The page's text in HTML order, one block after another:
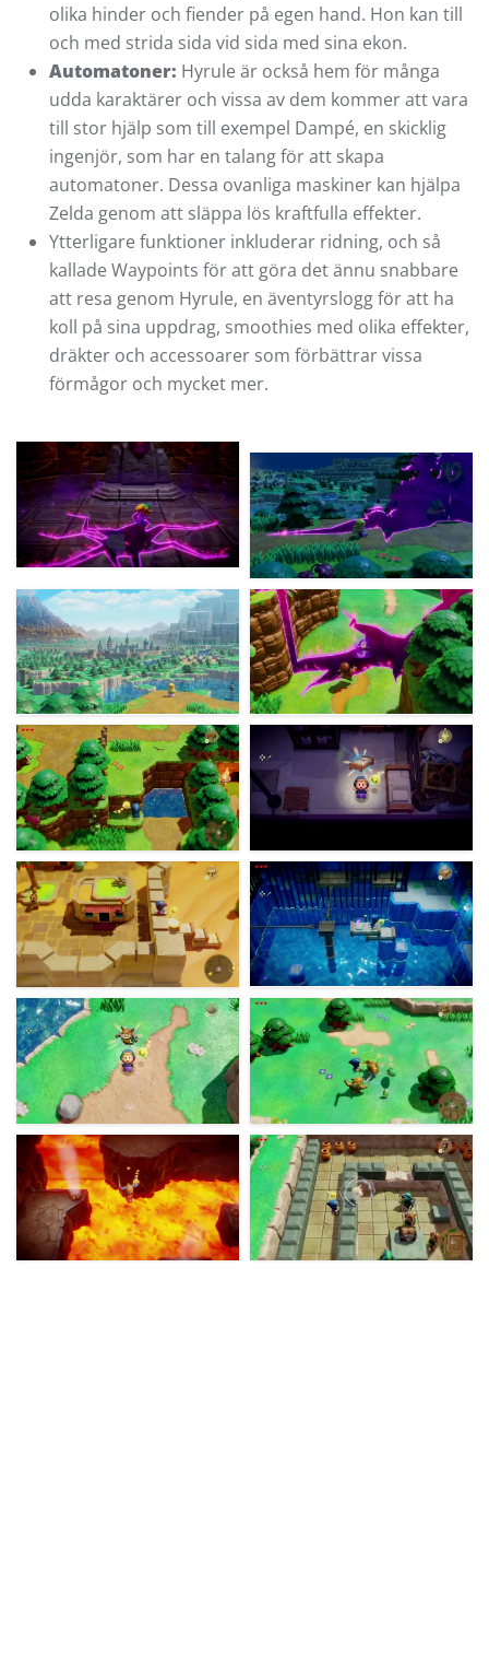
olika hinder och fiender på egen hand. Hon kan till
och med strida sida vid sida med sina ekon.
Automatoner: Hyrule är också hem för många
udda karaktärer och vissa av dem kommer att vara
till stor hjälp som till exempel Dampé, en skicklig
ingenjör, som har en talang för att skapa
automatoner. Dessa ovanliga maskiner kan hjälpa
Zelda genom att släppa lös kraftfulla effekter.
Ytterligare funktioner inkluderar ridning, och så
kallade Waypoints för att göra det ännu snabbare
att resa genom Hyrule, en äventyrslogg för att ha
koll på sina uppdrag, smoothies med olika effekter,
dräkter och accessoarer som förbättrar vissa
förmågor och mycket mer.